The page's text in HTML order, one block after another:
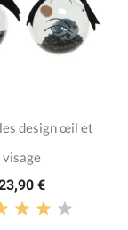
design œil et
visage
€